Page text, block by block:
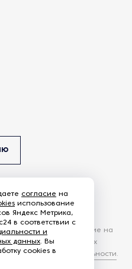
сайт, вы даете согласие на
пользовательских
конфиденциальности.
согласие на
использование
Яндекс Метрика,
в соответствии с
и
данных. Вы
cookies в